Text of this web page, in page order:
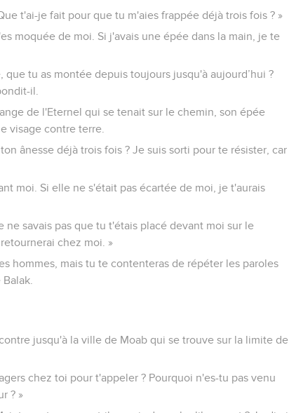
t'ai-je fait pour que tu m'aies frappée déjà trois fois ? »
moquée de moi. Si j'avais une épée dans la main, je te
que tu as montée depuis toujours jusqu'à aujourd’hui ?
il.
de l'Eternel qui se tenait sur le chemin, son épée
visage contre terre.
ânesse déjà trois fois ? Je suis sorti pour te résister, car
moi. Si elle ne s'était pas écartée de moi, je t'aurais
ne savais pas que tu t'étais placé devant moi sur le
chez moi. »
hommes, mais tu te contenteras de répéter les paroles
jusqu'à la ville de Moab qui se trouve sur la limite de
chez toi pour t'appeler ? Pourquoi n'es-tu pas venu
? »